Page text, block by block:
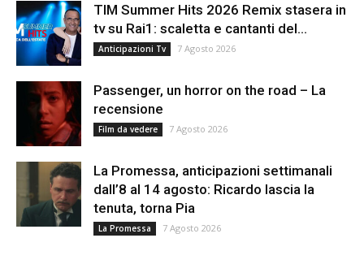
TIM Summer Hits 2026 Remix stasera in
tv su Rai1: scaletta e cantanti del...
Anticipazioni Tv 7 Agosto 2026
Passenger, un horror on the road – La
recensione
Film da vedere 7 Agosto 2026
La Promessa, anticipazioni settimanali
dall’8 al 14 agosto: Ricardo lascia la
tenuta, torna Pia
La Promessa 7 Agosto 2026